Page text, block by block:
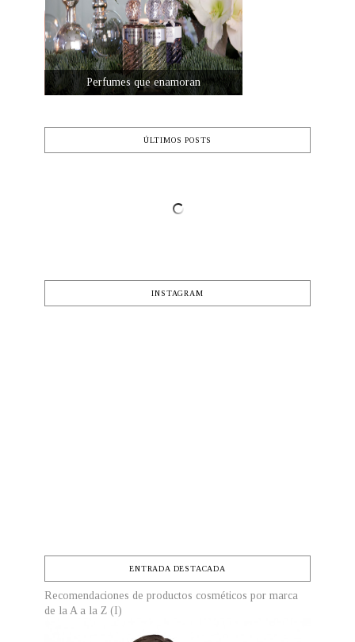
Perfumes que enamoran
ÚLTIMOS POSTS
INSTAGRAM
ENTRADA DESTACADA
Recomendaciones de productos cosméticos por marca
de la A a la Z (I)